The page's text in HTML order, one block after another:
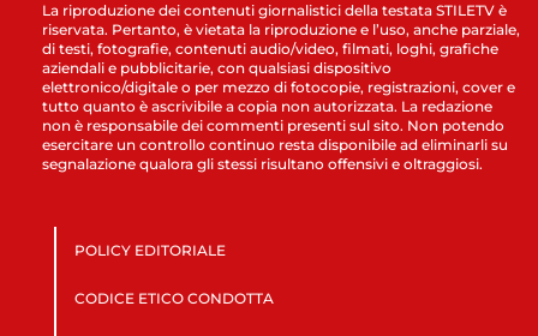
La riproduzione dei contenuti giornalistici della testata STILETV è
riservata. Pertanto, è vietata la riproduzione e l’uso, anche parziale,
di testi, fotografie, contenuti audio/video, filmati, loghi, grafiche
aziendali e pubblicitarie, con qualsiasi dispositivo
elettronico/digitale o per mezzo di fotocopie, registrazioni, cover e
tutto quanto è ascrivibile a copia non autorizzata. La redazione
non è responsabile dei commenti presenti sul sito. Non potendo
esercitare un controllo continuo resta disponibile ad eliminarli su
segnalazione qualora gli stessi risultano offensivi e oltraggiosi.
POLICY EDITORIALE
CODICE ETICO CONDOTTA